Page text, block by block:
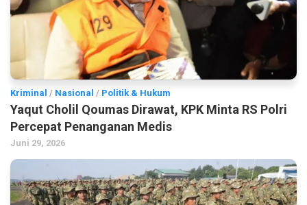
Kriminal / Nasional / Politik & Hukum
Yaqut Cholil Qoumas Dirawat, KPK Minta RS Polri
Percepat Penanganan Medis
Juni 29, 2026